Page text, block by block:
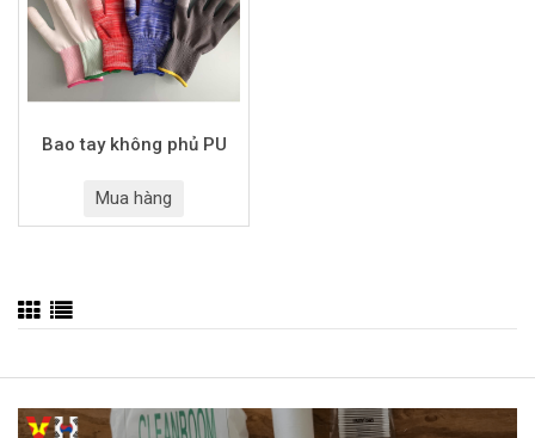
Bao tay không phủ PU
Mua hàng